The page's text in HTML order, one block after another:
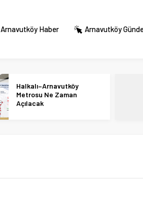
Arnavutköy Haber Arnavutköy
Halkalı–Arnavutköy
Metrosu Ne Zaman
Açılacak